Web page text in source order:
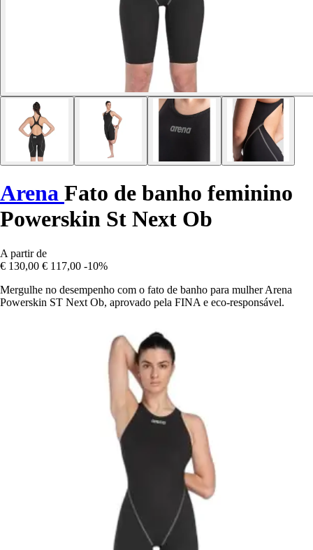
Arena Fato de banho feminino
Powerskin St Next Ob
A partir de
€ 130,00 € 117,00 -10%
Mergulhe no desempenho com o fato de banho para mulher Arena
Powerskin ST Next Ob, aprovado pela FINA e eco-responsável.